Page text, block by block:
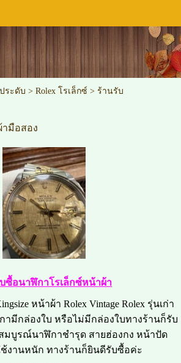
ระดับ > Rolex โรเล็กซ์ > ร้านรับ
ามือสอง
ซื้อนาฬิกาโรเล็กซ์หน้าผ้า
หน้าผ้า Rolex Vintage Rolex รุ่นเก่า
มีกล่องใบ หรือไม่มีกล่องใบทางร้านก็รับ
มบูรณ์นาฬิกาชำรุด สายฮ่องกง หน้าปัด
งานหนัก ทางร้านก็ยินดีรับซื้อค่ะ